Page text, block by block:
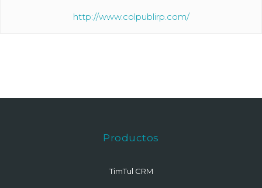
http://www.colpublirp.com/
Productos
TimTul CRM